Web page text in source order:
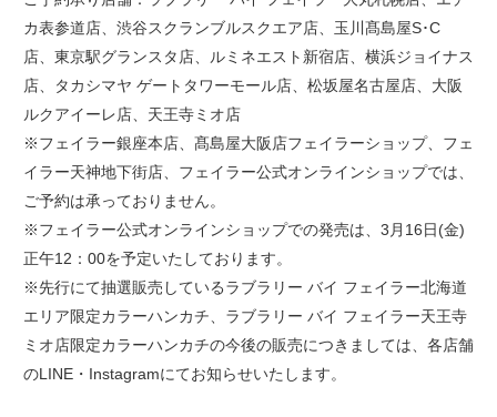
カ表参道店、渋谷スクランブルスクエア店、玉川髙島屋S･C
店、東京駅グランスタ店、ルミネエスト新宿店、横浜ジョイナス
店、タカシマヤ ゲートタワーモール店、松坂屋名古屋店、大阪
ルクアイーレ店、天王寺ミオ店
※フェイラー銀座本店、髙島屋大阪店フェイラーショップ、フェ
イラー天神地下街店、フェイラー公式オンラインショップでは、
ご予約は承っておりません。
※フェイラー公式オンラインショップでの発売は、3月16日(金)
正午12：00を予定いたしております。
※先行にて抽選販売しているラブラリー バイ フェイラー北海道
エリア限定カラーハンカチ、ラブラリー バイ フェイラー天王寺
ミオ店限定カラーハンカチの今後の販売につきましては、各店舗
のLINE・Instagramにてお知らせいたします。